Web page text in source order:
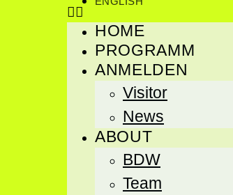
HOME
PROGRAMM
ANMELDEN
Visitor
News
ABOUT
BDW
Team